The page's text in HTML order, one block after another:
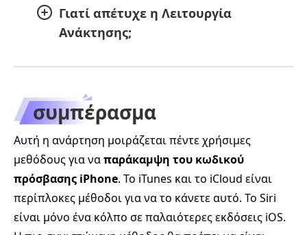
Γιατί απέτυχε η Λειτουργία
Ανάκτησης;
συμπέρασμα
Αυτή η ανάρτηση μοιράζεται πέντε χρήσιμες
μεθόδους για ναπαράκαμψη του κωδικού
πρόσβασης iPhone. Το iTunes και το iCloud είναι
περίπλοκες μέθοδοι για να το κάνετε αυτό. Το Siri
είναι μόνο ένα κόλπο σε παλαιότερες εκδόσεις iOS.